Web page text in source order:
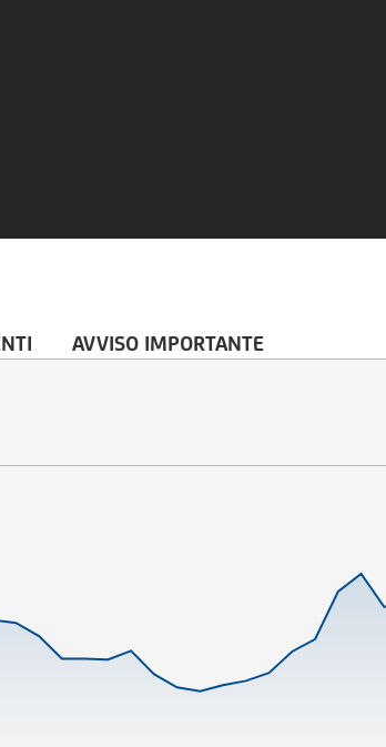
AVVISO IMPORTANTE